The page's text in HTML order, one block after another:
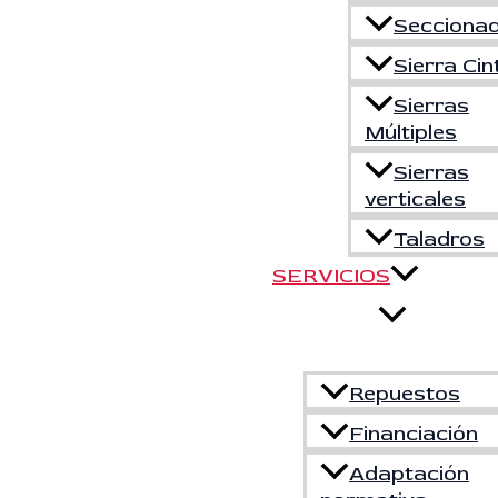
Sierra
Sierras
Múltiples
Sierras
verticales
Taladros
SERVICIOS
Repuestos
Financiación
Adaptación